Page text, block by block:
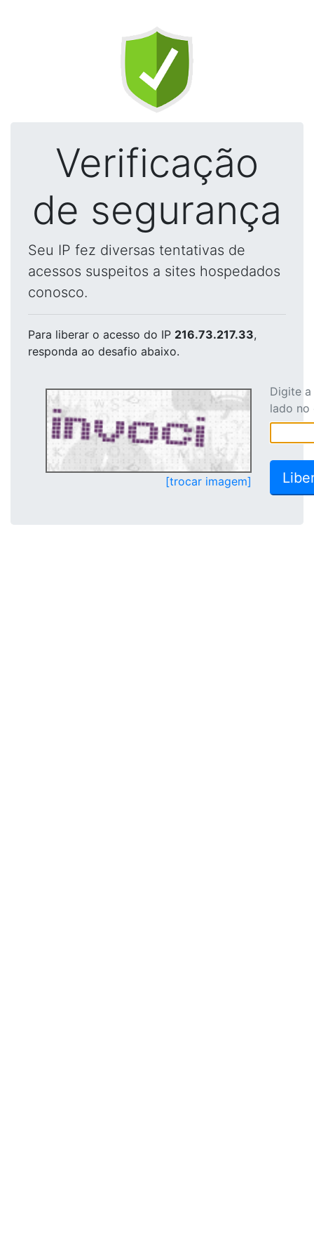
Verificação
de segurança
Seu IP fez diversas tentativas de
acessos suspeitos a sites hospedados
conosco.
Para liberar o acesso do IP 216.73.217.33,
responda ao desafio abaixo.
[trocar imagem]
Digite
lado no